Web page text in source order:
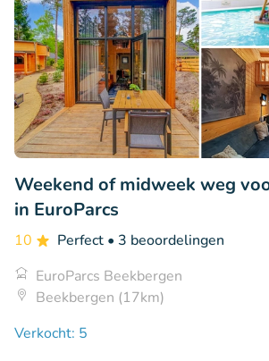
Weekend of midweek weg
in EuroParcs
10 Perfect • 3 beoordelingen
EuroParcs Beekbergen
Beekbergen (17km)
Verkocht: 5